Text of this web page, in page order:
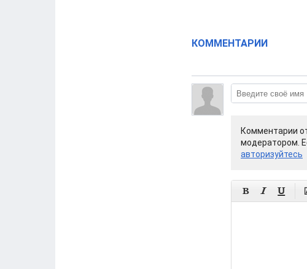
КОММЕНТАРИИ
Комментарии
модератором.
авторизуйтесь
  